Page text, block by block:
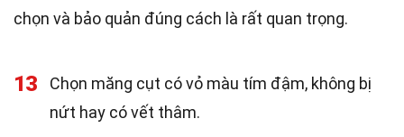
chọn và bảo quản đúng cách là rất quan trọng.
13
Chọn măng cụt có vỏ màu tím đậm, không bị
nứt hay có vết thâm.